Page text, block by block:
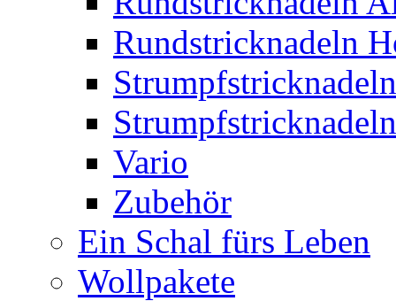
Rundstricknadeln
Vario
Zubehör
Ein Schal fürs Leben
Wollpakete